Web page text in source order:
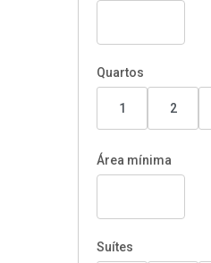
Quartos
1 2
Área mínima
Suítes